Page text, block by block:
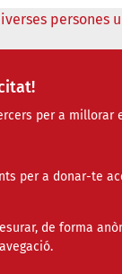
per a
per a donar-te
de forma
PROJECTES